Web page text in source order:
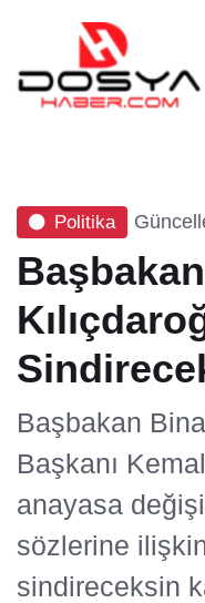
Politika
Başbakan
Başkanı
anayasa
sözlerine
sindireceksin